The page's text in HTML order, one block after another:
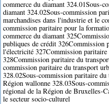
commerce du diamant 324.01Sous-
diamant 324.02Sous-commission
marchandises dans l'industrie et le
commission paritaire pour la
commerce du diamant
publiques de crédit 326Commission
l'électricité 327Commission paritaire
328Commission paritaire du
commission paritaire du transport
328.02Sous-commission paritaire
Région wallonne 328.03Sous-
régional de la Région de Bruxelles-
le secteur socio-culturel